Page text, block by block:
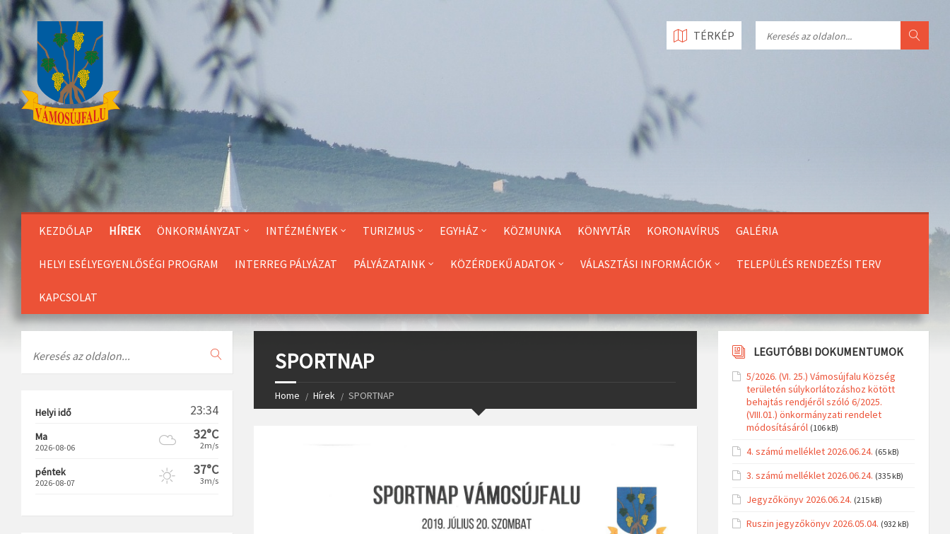
Skip
to
Content
KEZDŐLAP HÍREK ÖNKORMÁNYZAT INTÉZMÉNYEK TURIZMUS EGYHÁZ KÖZMUNKA KÖNYVTÁR KORONAVÍRUS GALÉRIA
HELYI ESÉLYEGYENLŐSÉGI PROGRAM INTERREG PÁLYÁZAT PÁLYÁZATAINK KÖZÉRDEKŰ ADATOK VÁLASZTÁSI INFORMÁCIÓK TELEPÜLÉS RENDEZÉSI TERV
KAPCSOLAT
TÉRKÉP
SPORTNAP
Home Hírek SPORTNAP
Helyi idő 23:34
Ma
2026-08-06
32°C
2m/s
péntek
2026-08-07
37°C
3m/s
LEGUTÓBBI DOKUMENTUMOK
5/2026. (VI. 25.) Vámosújfalu Község
területén súlykorlátozáshoz kötött
behajtás rendjéről szóló 6/2025.
(VIII.01.) önkormányzati rendelet
módosításáról (106 kB)
4. számú melléklet 2026.06.24. (65 kB)
3. számú melléklet 2026.06.24. (335 kB)
Jegyzőkönyv 2026.06.24. (215 kB)
Ruszin jegyzőkönyv 2026.05.04. (932 kB)